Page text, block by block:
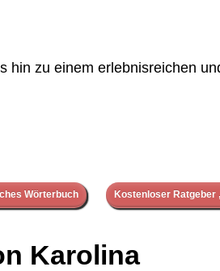
hin zu einem erlebnisreichen
Wörterbuch Kostenloser Ratgeber
Karolina